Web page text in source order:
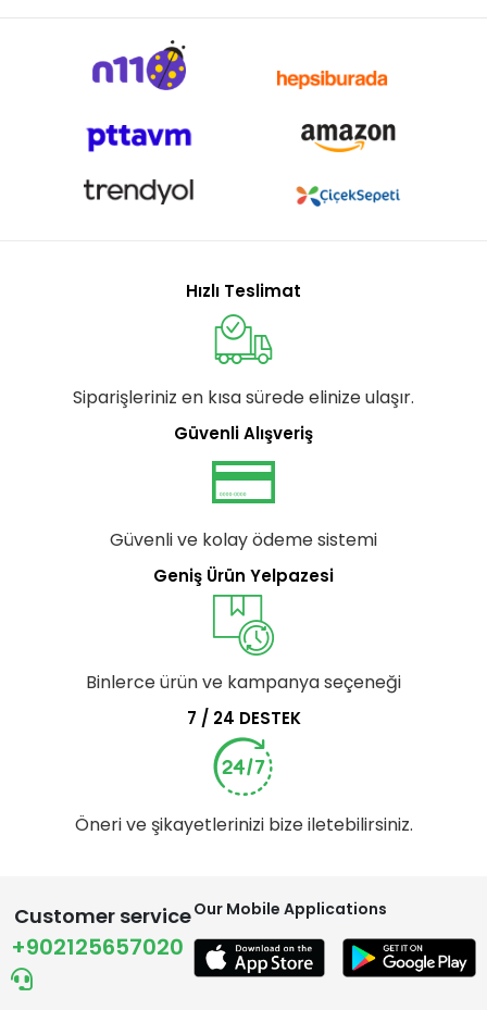
Hızlı Teslimat
Siparişleriniz en kısa sürede elinize ulaşır.
Güvenli Alışveriş
Güvenli ve kolay ödeme sistemi
Geniş Ürün Yelpazesi
Binlerce ürün ve kampanya seçeneği
7 / 24 DESTEK
Öneri ve şikayetlerinizi bize iletebilirsiniz.
Customer service
+902125657020
Our Mobile Applications